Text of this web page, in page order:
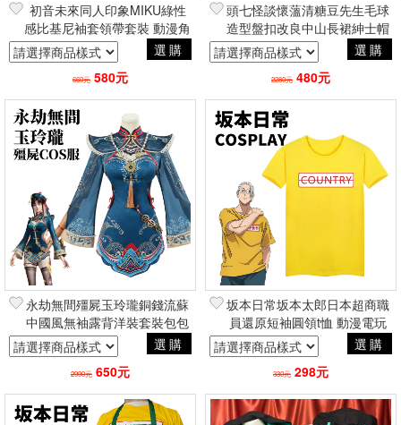
初音未來同人印象MIKU綠性
感比基尼袖套領帶套裝 動漫角
色扮演cosplay情人節女朋友性
感
選購
660元 580元
頭七怪談懷薀清糖豆先生毛球
造型盤扣改良中山長裙紳士帽
套裝假髮 角色扮演cosplay二
次元動漫
選購
2280元 480元
永劫無間殭屍玉玲瓏銅錢流蘇
中國風無袖露背洋裝套裝包包
頭假髮 角色扮演cosplay二次
元動漫
選購
2990元 650元
坂本日常坂本太郎日本超商職
員還原短袖圓領t恤 動漫電玩
二次元COSPLAY角色扮演
選購
330元 298元